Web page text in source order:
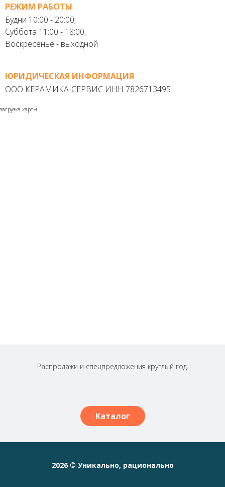
РЕЖИМ РАБОТЫ
Будни 10:00 - 20:00,
Суббота 11:00 - 18:00,
Воскресенье - выходной
ЮРИДИЧЕСКАЯ ИНФОРМАЦИЯ
ООО КЕРАМИКА-СЕРВИС ИНН 7826713495
загрузка карты...
Распродажи и спецпредложения круглый год.
Каталог
2026 © Уникально, рационально